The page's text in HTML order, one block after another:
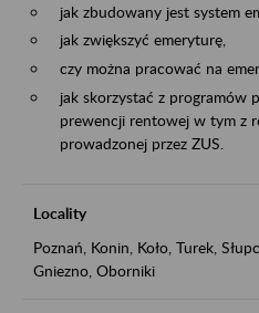
jak zbudowany jest system
jak zwiększyć emeryturę,
czy można pracować na
jak skorzystać z programów
prewencji rentowej w tym z
prowadzonej przez ZUS.
Locality
Poznań, Konin, Koło, Turek,
Gniezno, Oborniki